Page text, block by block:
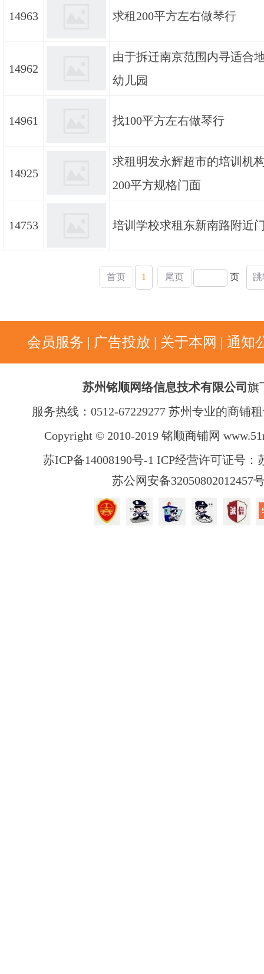
14963 求租200平方左右做琴行
14962
由于拆迁南京范围内寻适合
幼儿园
14961 找100平方左右做琴行
14925
求租明发永辉超市的培训机
200平方规格门面
14753 培训学校求租东新南路附近
首页 1 尾页 页
会员服务 | 广告投放 | 关于本网 | 通知
苏州铭顺网络信息技术有限公司 旗
服务热线：0512-67229277 苏州专业的商铺
Copyright © 2010-2019 铭顺商铺网
苏ICP备14008190号-1 ICP经营许可证号：
苏公网安备32050802012457